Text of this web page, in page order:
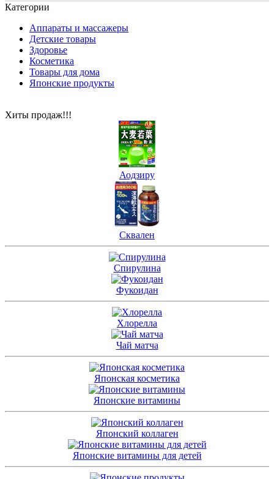
Категории
Аппараты и массажеры
Детские товары
Здоровье
Косметика
Товары для дома
Японские продукты
Хиты продаж!!!
Аодзиру
Сквален
Спирулина
Фукоидан
Хлорелла
Чай матча
Японская косметика
Японские витамины
Японский коллаген
Японские витамины для детей